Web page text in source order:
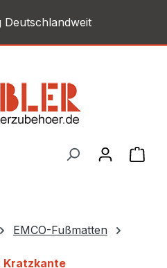
Deutschlandweit
EMCO-Fußmatten
Kratzkante